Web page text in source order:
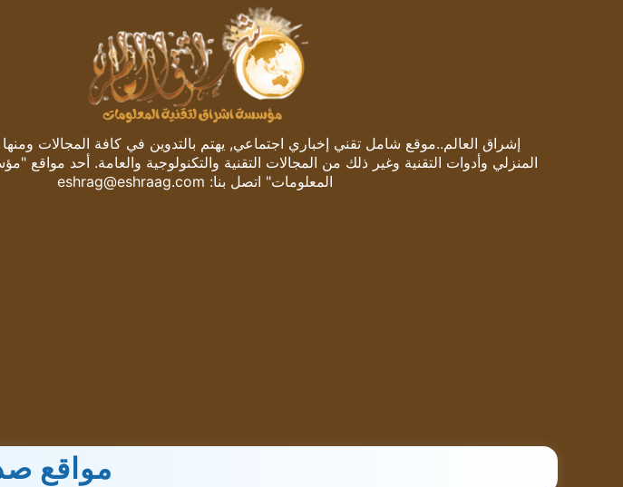
إشراق العالم..موقع شامل تقني إخباري اجتماعي, يهتم بالتدوين في كافة المجالات ومنها
المنزلي وأدوات التقنية وغير ذلك من المجالات التقنية والتكنولوجية والعامة. أحد مواقع
المعلومات" اتصل بنا: eshrag@eshraag.com
مواقع